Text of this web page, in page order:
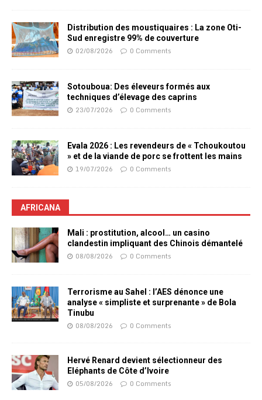
Distribution des moustiquaires : La zone Oti-
Sud enregistre 99% de couverture
02/08/2026 0 Comments
Sotouboua: Des éleveurs formés aux
techniques d’élevage des caprins
23/07/2026 0 Comments
Evala 2026 : Les revendeurs de « Tchoukoutou
» et de la viande de porc se frottent les mains
19/07/2026 0 Comments
AFRICANA
Mali : prostitution, alcool… un casino
clandestin impliquant des Chinois démantelé
08/08/2026 0 Comments
Terrorisme au Sahel : l’AES dénonce une
analyse « simpliste et surprenante » de Bola
Tinubu
08/08/2026 0 Comments
Hervé Renard devient sélectionneur des
Eléphants de Côte d’Ivoire
05/08/2026 0 Comments